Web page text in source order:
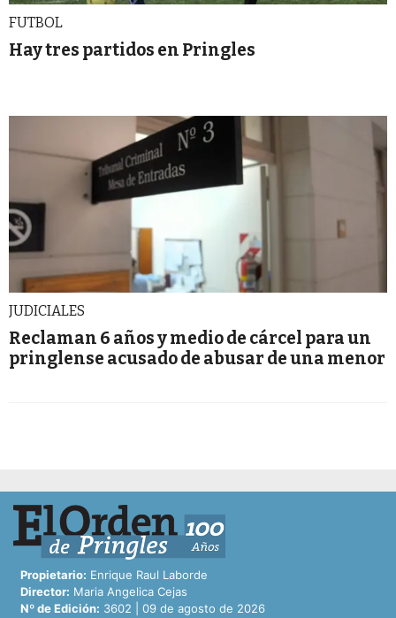
FUTBOL
Hay tres partidos en Pringles
JUDICIALES
Reclaman 6 años y medio de cárcel para un
pringlense acusado de abusar de una menor
Propietario: Enrique Raul Laborde
Director: Maria Angelica Cejas
Nº de Edición: 3602 | 09 de agosto de 2026